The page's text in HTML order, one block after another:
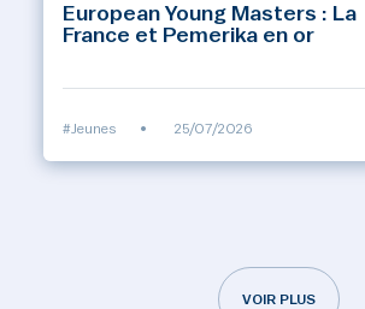
European Young Masters : La
France et Pemerika en or
#Jeunes • 25/07/2026
VOIR PLUS